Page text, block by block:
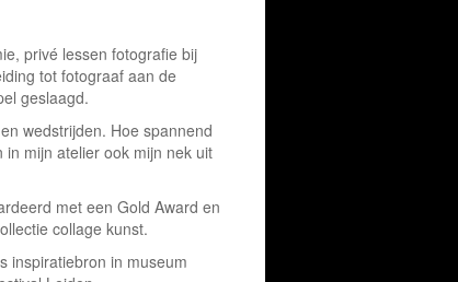
privé lessen fotografie bij
tot fotograaf aan de
geslaagd.
wedstrijden. Hoe spannend
mijn atelier ook mijn nek uit
met een Gold Award en
collage kunst.
inspiratiebron in museum